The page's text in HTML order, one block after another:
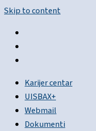
Skip to content
Karijer centar
UISBAX+
Webmail
Dokumenti